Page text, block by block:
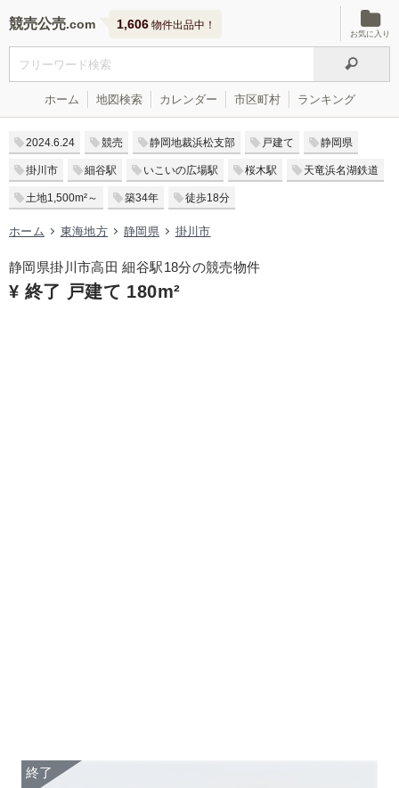
競売公売 1,606 物件出品中！
お気に入り
ホーム 地図検索 カレンダー 市区町村 ランキング
2024.6.24 競売 静岡地裁浜松支部 戸建て 静岡県
掛川市 細谷駅 いこいの広場駅 桜木駅 天竜浜名湖鉄道
土地1,500m²～ 築34年 徒歩18分
ホーム 東海地方 静岡県 掛川市
静岡県掛川市高田 細谷駅18分の競売物件
¥ 終了 戸建て 180m²